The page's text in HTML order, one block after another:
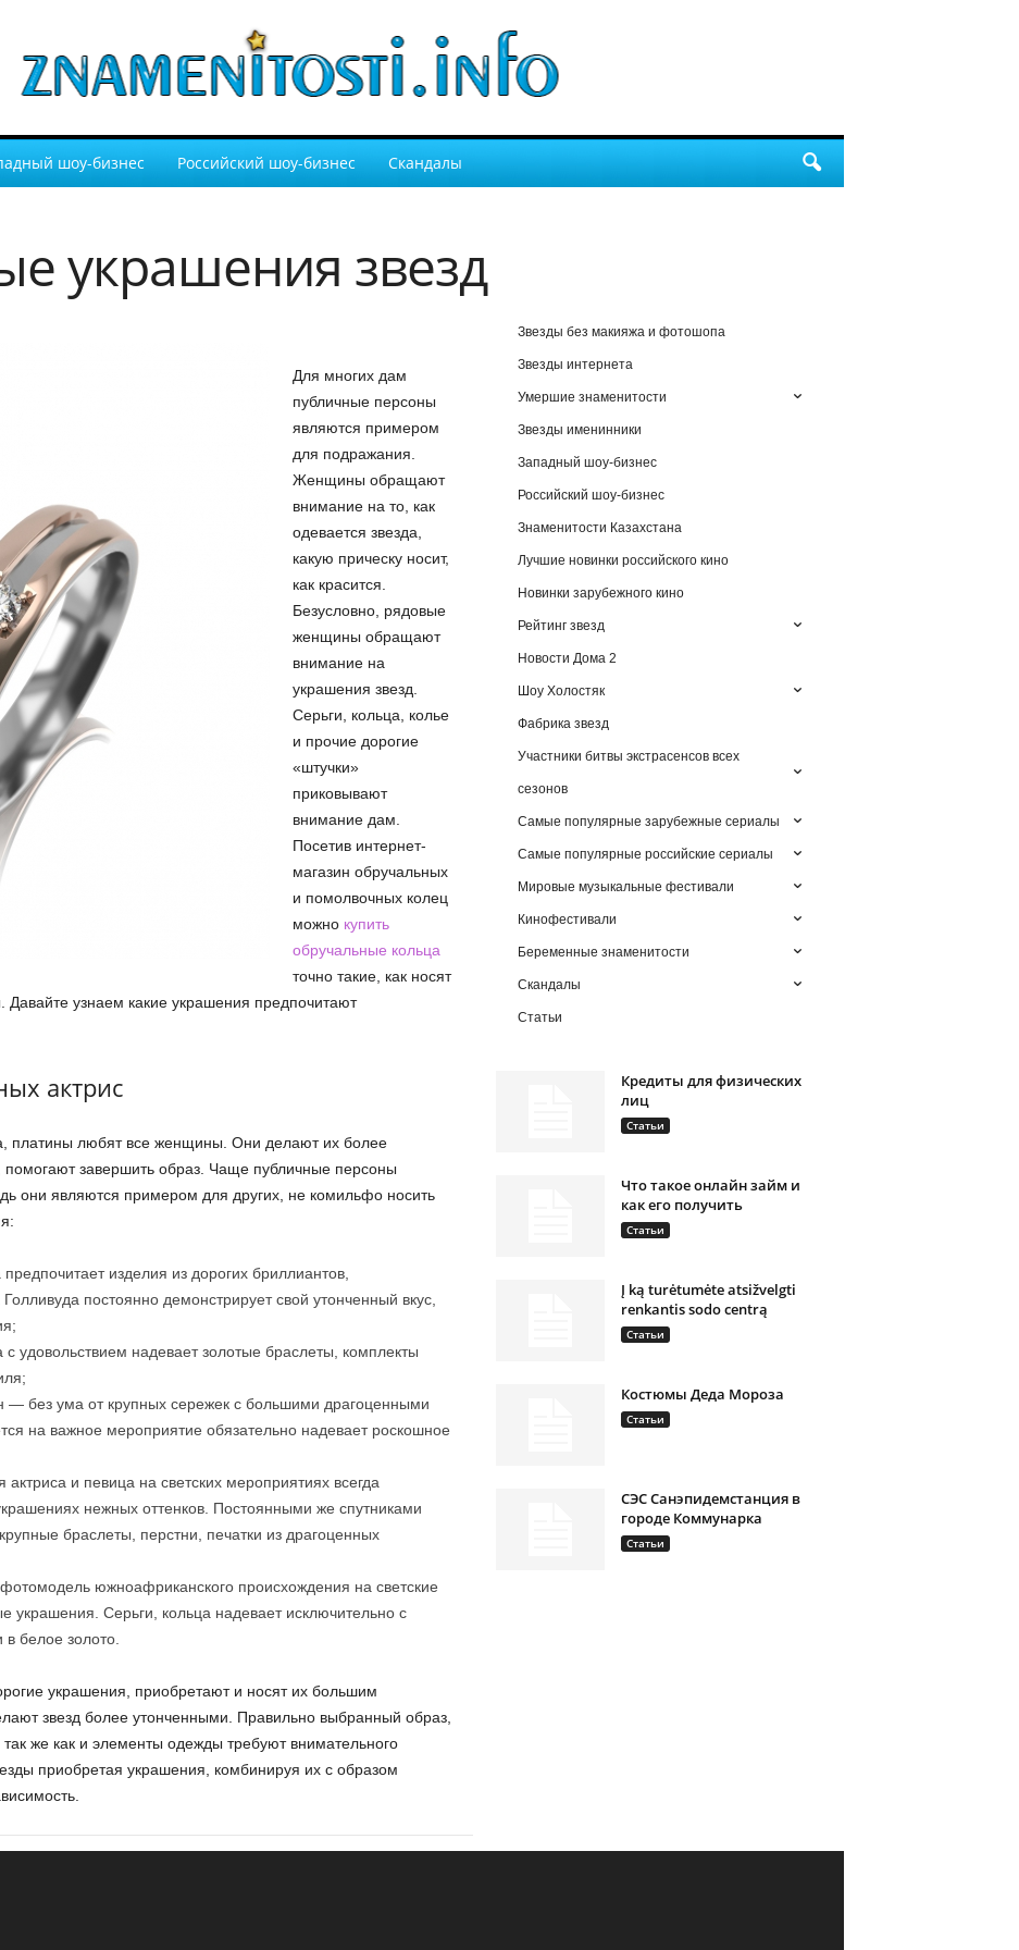
шоу-бизнес Российский шоу-бизнес Скандалы
украшения звезд
Для многих дам
публичные персоны
являются примером
для подражания.
Женщины обращают
внимание на то, как
одевается звезда,
какую прическу носит,
как красится.
Безусловно, рядовые
женщины обращают
внимание на
украшения звезд.
Серьги, кольца, колье
и прочие дорогие
«штучки»
приковывают
внимание дам.
Посетив интернет-
магазин обручальных
и помолвочных колец
можно купить
обручальные кольца
точно такие, как носят
Давайте узнаем какие украшения предпочитают
актрис
платины любят все женщины. Они делают их более
помогают завершить образ. Чаще публичные персоны
они являются примером для других, не комильфо носить
изделия из дорогих бриллиантов,
постоянно демонстрирует свой утонченный вкус,
удовольствием надевает золотые браслеты, комплекты
— без ума от крупных сережек с большими драгоценными
на важное мероприятие обязательно надевает роскошное
и певица на светских мероприятиях всегда
нежных оттенков. Постоянными же спутниками
браслеты, перстни, печатки из драгоценных
южноафриканского происхождения на светские
украшения. Серьги, кольца надевает исключительно с
белое золото.
украшения, приобретают и носят их большим
звезд более утонченными. Правильно выбранный образ,
же как и элементы одежды требуют внимательного
приобретая украшения, комбинируя их с образом
Звезды без макияжа и фотошопа
Звезды интернета
Умершие знаменитости
Звезды именинники
Западный шоу-бизнес
Российский шоу-бизнес
Знаменитости Казахстана
Лучшие новинки российского кино
Новинки зарубежного кино
Рейтинг звезд
Новости Дома 2
Шоу Холостяк
Фабрика звезд
Участники битвы экстрасенсов всех
сезонов
Самые популярные зарубежные сериалы
Самые популярные российские сериалы
Мировые музыкальные фестивали
Кинофестивали
Беременные знаменитости
Скандалы
Статьи
Кредиты для физических
лиц
Статьи
Что такое онлайн займ и
как его получить
Статьи
Į ką turėtumėte atsižvelgti
renkantis sodo centrą
Статьи
Костюмы Деда Мороза
Статьи
СЭС Санэпидемстанция в
городе Коммунарка
Статьи